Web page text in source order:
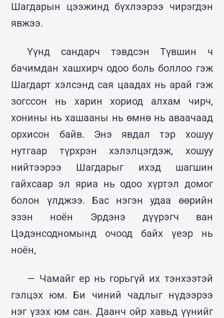
Шагдарын цээжинд бүхлээрээ чирэгдэн
явжээ.
Үүнд сандарч тэвдсэн Түвшин ч
бачимдан хашхирч одоо боль боллоо гэж
Шагдарт хэлсэнд сая цаадах нь арай гэж
зогссон нь харин хориод алхам чирч,
хонины нь хашааны нь өмнө нь аваачаад
орхисон байв. Энэ явдал тэр хошуу
нутгаар түрхрэн хэлэлцэгдэж, хошуу
нийтээрээ Шагдарыг ихэд шагшин
гайхсаар эл яриа нь одоо хүртэл домог
болон үлджээ. Бас нэгэн удаа өөрийн
эзэн ноён Эрдэнэ дүүрэгч ван
Цэдэнсодномынд очоод байх үеэр нь
ноён,
— Чамайг ер нь горьгүй их тэнхээтэй
гэлцэх юм. Би чиний чадлыг нүдээрээ
нэг үзэх юм сан. Даанч ойр хавьд үүнийг